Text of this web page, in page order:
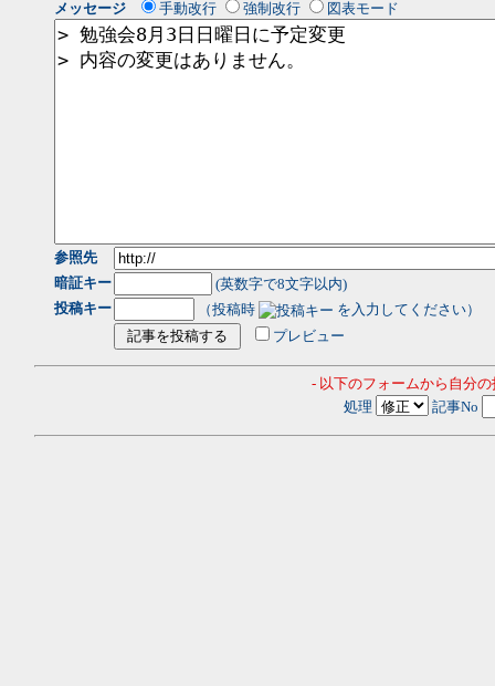
メッセージ
手動改行 強制改行 図表モード
参照先
暗証キー
(英数字で8文字以内)
投稿キー
（投稿時
を入力してください）
プレビュー
- 以下のフォームから自分
処理
記事No